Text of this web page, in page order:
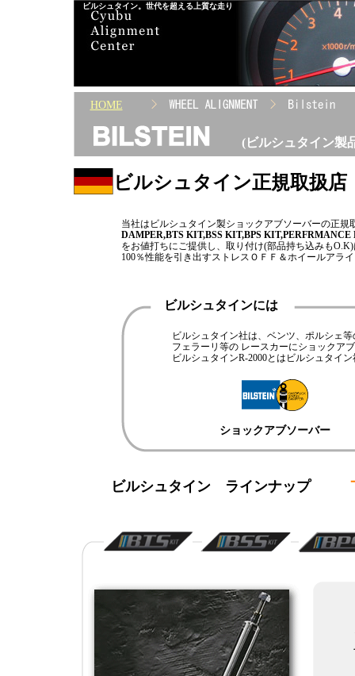
ビルシュタイン。世代を超える上質な走り
HOME
(ビルシュタイン製
ビルシュタイン正規取扱店
当社はビルシュタイン製ショックアブソーバーの正規
DAMPER,BTS KIT,BSS KIT,BPS
をお値打ちにご提供し、取り付け(部品持ち込みも
100％性能を引き出すストレスＯＦＦ＆ホイールアラ
ビルシュタインには
ビルシュタイン社は、ベンツ、ポルシェ
フェラーリ等の レースカーにショックア
ビルシュタインR-2000とはビルシュタイ
ショックアブソーバー
ビルシュタイン ラインナップ